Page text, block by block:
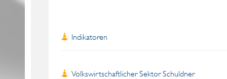
Indikatoren
Volkswirtschaftlicher Sektor Schuldner